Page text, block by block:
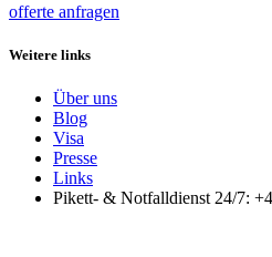
offerte anfragen
Weitere links
Über uns
Blog
Visa
Presse
Links
Pikett- & Notfalldienst 24/7: